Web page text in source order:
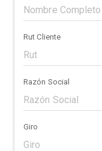
Rut Cliente
Razón Social
Giro